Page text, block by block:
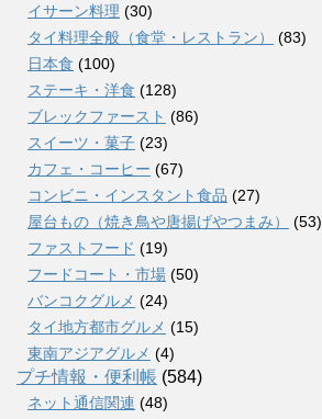
イサーン料理 (30)
タイ料理全般（食堂・レストラン）
(83)
日本食 (100)
ステーキ・洋食 (128)
ブレックファースト (86)
スイーツ・菓子 (23)
カフェ・コーヒー (67)
コンビニ・インスタント食品 (27)
屋台もの（焼き鳥や唐揚げやつまみ）
(53)
ファストフード (19)
フードコート・市場 (50)
バンコクグルメ (24)
タイ地方都市グルメ (15)
東南アジアグルメ (4)
プチ情報・便利帳 (584)
ネット通信関連 (48)